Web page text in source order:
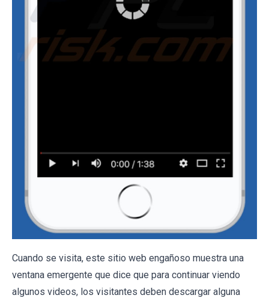
Cuando se visita, este sitio web engañoso muestra una
ventana emergente que dice que para continuar viendo
algunos videos, los visitantes deben descargar alguna